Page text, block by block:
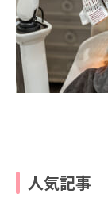
人気記事